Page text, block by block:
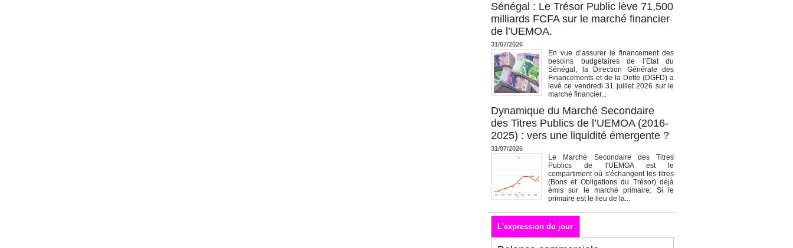
Sénégal : Le Trésor Public lève 71,500
milliards FCFA sur le marché financier
de l’UEMOA.
31/07/2026
En vue d’assurer le financement des
besoins budgétaires de l’Etat du
Sénégal, la Direction Générale des
Financements et de la Dette (DGFD) a
levé ce vendredi 31 juillet 2026 sur le
marché financier...
Dynamique du Marché Secondaire
des Titres Publics de l’UEMOA (2016-
2025) : vers une liquidité émergente ?
31/07/2026
Le Marché Secondaire des Titres
Publics de l'UEMOA est le
compartiment où s'échangent les titres
(Bons et Obligations du Trésor) déjà
émis sur le marché primaire. Si le
primaire est le lieu de la...
L'expression du jour